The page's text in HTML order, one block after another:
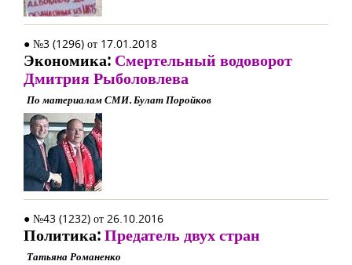
● №3 (1296) от 17.01.2018
Экономика: Смертельный водоворот
Дмитрия Рыболовлева
По материалам СМИ. Булат Поройков
● №43 (1232) от 26.10.2016
Политика:Предатель двух стран
Татьяна Романенко